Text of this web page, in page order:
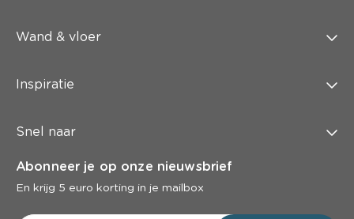
Wand & vloer
Inspiratie
Snel naar
Abonneer je op onze nieuwsbrief
En krijg 5 euro korting in je mailbox